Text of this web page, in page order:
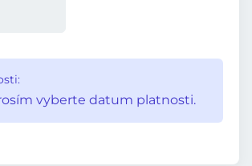
vyberte datum platnosti.